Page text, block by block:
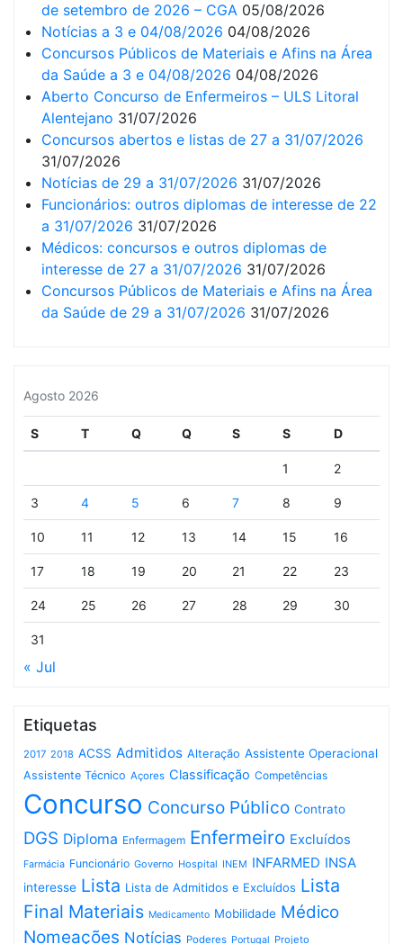
de setembro de 2026 – CGA 05/08/2026
Notícias a 3 e 04/08/2026 04/08/2026
Concursos Públicos de Materiais e Afins na Área
da Saúde a 3 e 04/08/2026 04/08/2026
Aberto Concurso de Enfermeiros – ULS Litoral
Alentejano 31/07/2026
Concursos abertos e listas de 27 a 31/07/2026
31/07/2026
Notícias de 29 a 31/07/2026 31/07/2026
Funcionários: outros diplomas de interesse de 22
a 31/07/2026 31/07/2026
Médicos: concursos e outros diplomas de
interesse de 27 a 31/07/2026 31/07/2026
Concursos Públicos de Materiais e Afins na Área
da Saúde de 29 a 31/07/2026 31/07/2026
Agosto 2026
S T Q Q S S D
1 2
3 4 5 6 7 8 9
10 11 12 13 14 15 16
17 18 19 20 21 22 23
24 25 26 27 28 29 30
31
« Jul
Etiquetas
2017 2018 ACSS Admitidos Alteração Assistente Operacional
Assistente Técnico Açores Classificação Competências
Concurso Concurso Público Contrato
DGS Diploma Enfermagem Enfermeiro Excluídos
Farmácia Funcionário Governo Hospital INEM INFARMED INSA
interesse Lista Lista de Admitidos e Excluídos Lista
Final Materiais Medicamento Mobilidade Médico
Nomeações Notícias Poderes Portugal Projeto